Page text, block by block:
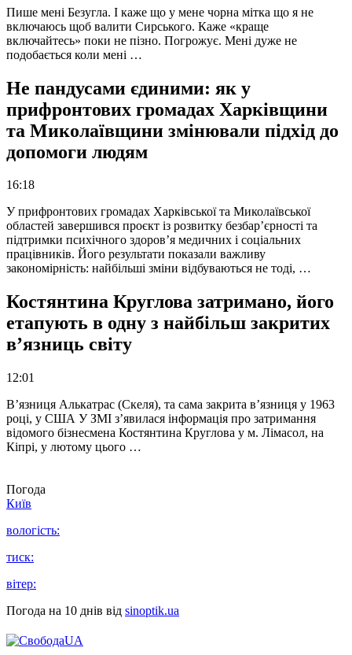
Пише мені Безугла. І каже що у мене чорна мітка що я не
включаюсь щоб валити Сирського. Каже «краще
включайтесь» поки не пізно. Погрожує. Мені дуже не
подобається коли мені …
Не пандусами єдиними: як у
прифронтових громадах Харківщини
та Миколаївщини змінювали підхід до
допомоги людям
16:18
У прифронтових громадах Харківської та Миколаївської
областей завершився проєкт із розвитку безбар’єрності та
підтримки психічного здоров’я медичних і соціальних
працівників. Його результати показали важливу
закономірність: найбільші зміни відбуваються не тоді, …
Костянтина Круглова затримано, його
етапують в одну з найбільш закритих
в’язниць світу
12:01
В’язниця Алькатрас (Скеля), та сама закрита в’язниця у 1963
році, у США У ЗМІ з’явилася інформація про затримання
відомого бізнесмена Костянтина Круглова у м. Лімасол, на
Кіпрі, у лютому цього …
Погода
Київ
вологість:
тиск:
вітер:
Погода на 10 днів від sinoptik.ua